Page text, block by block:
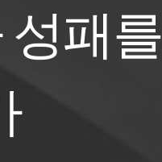
성패를